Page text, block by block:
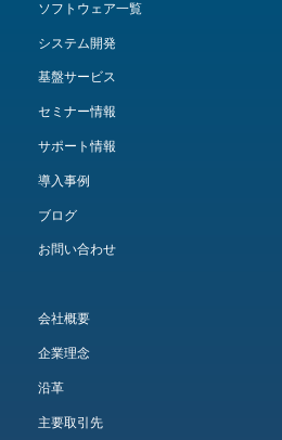
ソフトウェア一覧
システム開発
基盤サービス
セミナー情報
サポート情報
導入事例
ブログ
お問い合わせ
会社概要
企業理念
沿革
主要取引先